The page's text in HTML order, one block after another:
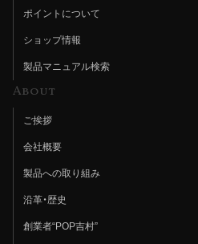
ポイントについて
ショップ情報
製品マニュアル検索
About
ご挨拶
会社概要
製品への取り組み
沿革・歴史
創業者“POP吉村”